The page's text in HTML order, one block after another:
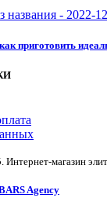
приготовить
Интернет-магазин
Agency